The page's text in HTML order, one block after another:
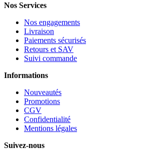
Nos Services
Nos engagements
Livraison
Paiements sécurisés
Retours et SAV
Suivi commande
Informations
Nouveautés
Promotions
CGV
Confidentialité
Mentions légales
Suivez-nous